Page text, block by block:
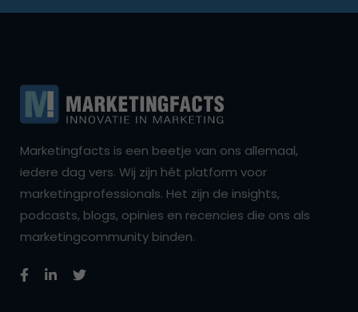
Marketingfacts is een beetje van ons allemaal,
iedere dag vers. Wij zijn hét platform voor
marketingprofessionals. Het zijn de insights,
podcasts, blogs, opinies en recencies die ons als
marketingcommunity binden.